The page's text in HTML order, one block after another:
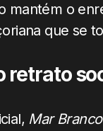
mantém o
que se
retrato
Mar Branco